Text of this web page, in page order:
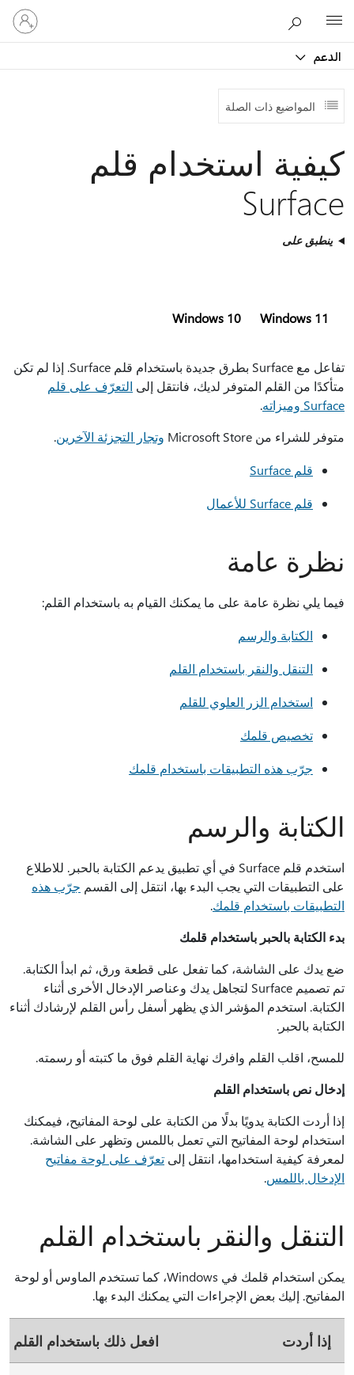
الدعم
تسجيل
الدخول
إلى
المواضيع ذات الصلة
كيفية استخدام قلم
Surface
ينطبق على
Windows 11
Windows 10
تفاعل مع Surface بطرق جديدة باستخدام قلم Surface. إذا لم تكن
متأكدًا من القلم المتوفر لديك، فانتقل إلى التعرّف على قلم
Surface وميزاته
.
متوفر للشراء من Microsoft Store
وتجار التجزئة الآخرين.
قلم Surface
قلم Surface للأعمال
نظرة عامة
فيما يلي نظرة عامة على ما يمكنك القيام به باستخدام القلم:
الكتابة والرسم
التنقل والنقر باستخدام القلم
استخدام الزر العلوي للقلم
تخصيص قلمك
جرّب هذه التطبيقات باستخدام قلمك
الكتابة والرسم
استخدم قلم Surface في أي تطبيق يدعم الكتابة بالحبر. للاطلاع
على التطبيقات التي يجب البدء بها، انتقل إلى القسم جرّب هذه
التطبيقات باستخدام قلمك.
بدء الكتابة بالحبر باستخدام قلمك
ضع يدك على الشاشة، كما تفعل على قطعة ورق، ثم ابدأ الكتابة.
تم تصميم Surface لتجاهل يدك وعناصر الإدخال الأخرى أثناء
الكتابة. استخدم المؤشر الذي يظهر أسفل رأس القلم لإرشادك أثناء
الكتابة بالحبر.
للمسح، اقلب القلم وافرك نهاية القلم فوق ما كتبته أو رسمته.
إدخال نص باستخدام القلم
إذا أردت الكتابة يدويًا بدلًا من الكتابة على لوحة المفاتيح، فيمكنك
استخدام لوحة المفاتيح التي تعمل باللمس وتظهر على الشاشة.
لمعرفة كيفية استخدامها، انتقل إلى تعرّف على لوحة مفاتيح
الإدخال باللمس.
التنقل والنقر باستخدام القلم
يمكن استخدام قلمك في Windows، كما تستخدم الماوس أو لوحة
المفاتيح. إليك بعض الإجراءات التي يمكنك البدء بها.
إذا أردت افعل ذلك باستخدام القلم